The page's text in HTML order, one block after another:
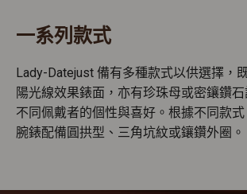
一系列款式
Lady-Datejust 備有多種款式以供選擇，
陽光線效果錶面，亦有珍珠母或密鑲鑽
不同佩戴者的個性與喜好。根據不同款
腕錶配備圓拱型、三角坑紋或鑲鑽外圈。